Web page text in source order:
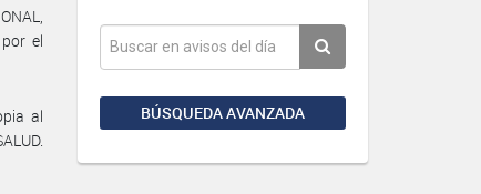
BÚSQUEDA AVANZADA
el
al